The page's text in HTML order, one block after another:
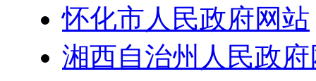
怀化市人民政府网站
湘西自治州人民政